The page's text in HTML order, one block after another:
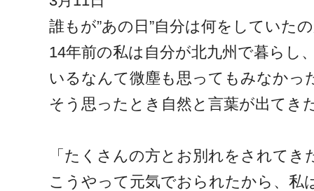
誰もが”あの日”自分は何をしていた
14年前の私は自分が北九州で暮らし
いるなんて微塵も思ってもみなかっ
そう思ったとき自然と言葉が出てき
「たくさんの方とお別れをされて
こうやって元気でおられたから、私